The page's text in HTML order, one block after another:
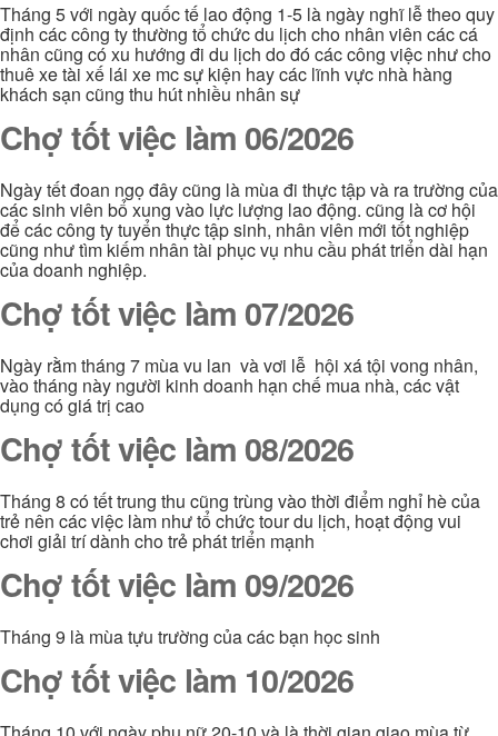
Tháng 5 với ngày quốc tế lao động 1-5 là ngày nghĩ lễ theo quy
định các công ty thường tổ chức du lịch cho nhân viên các cá
nhân cũng có xu hướng đi du lịch do đó các công việc như cho
thuê xe tài xế lái xe mc sự kiện hay các lĩnh vực nhà hàng
khách sạn cũng thu hút nhiều nhân sự
Chợ tốt việc làm 06/2026
Ngày tết đoan ngọ đây cũng là mùa đi thực tập và ra trường của
các sinh viên bổ xung vào lực lượng lao động. cũng là cơ hội
để các công ty tuyển thực tập sinh, nhân viên mới tốt nghiệp
cũng như tìm kiếm nhân tài phục vụ nhu cầu phát triển dài hạn
của doanh nghiệp.
Chợ tốt việc làm 07/2026
Ngày rằm tháng 7 mùa vu lan và vơi lễ hội xá tội vong nhân,
vào tháng này người kinh doanh hạn chế mua nhà, các vật
dụng có giá trị cao
Chợ tốt việc làm 08/2026
Tháng 8 có tết trung thu cũng trùng vào thời điểm nghỉ hè của
trẻ nên các việc làm như tổ chức tour du lịch, hoạt động vui
chơi giải trí dành cho trẻ phát triển mạnh
Chợ tốt việc làm 09/2026
Tháng 9 là mùa tựu trường của các bạn học sinh
Chợ tốt việc làm 10/2026